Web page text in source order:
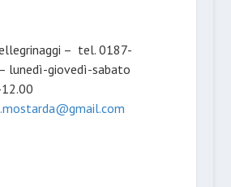
– tel. 0187-
lunedì-giovedì-sabato